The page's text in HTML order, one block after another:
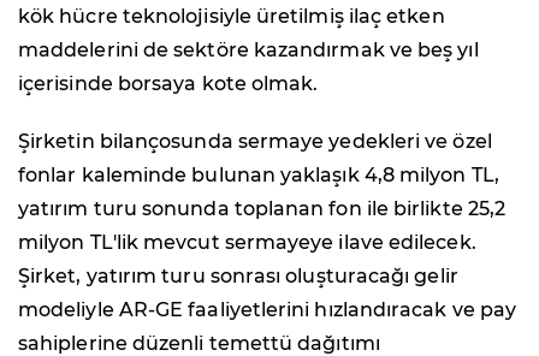
kök hücre teknolojisiyle üretilmiş ilaç etken
maddelerini de sektöre kazandırmak ve beş yıl
içerisinde borsaya kote olmak.
Şirketin bilançosunda sermaye yedekleri ve özel
fonlar kaleminde bulunan yaklaşık 4,8 milyon TL,
yatırım turu sonunda toplanan fon ile birlikte 25,2
milyon TL'lik mevcut sermayeye ilave edilecek.
Şirket, yatırım turu sonrası oluşturacağı gelir
modeliyle AR-GE faaliyetlerini hızlandıracak ve pay
sahiplerine düzenli temettü dağıtımı